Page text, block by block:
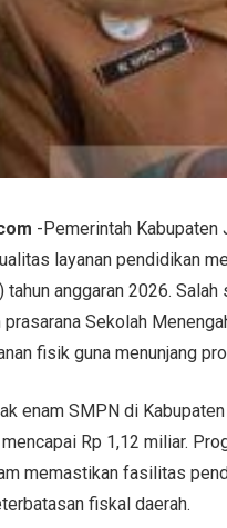
-Pemerintah Kabupaten
layanan pendidikan
tahun anggaran 2026.
Sekolah
fisik guna menunjang
enam SMPN di
Rp 1,12 miliar.
memastikan fasilitas
fiskal daerah.